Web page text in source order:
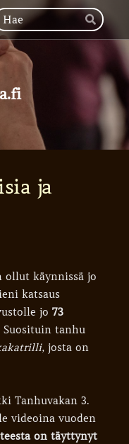
Hae
ja
ollut käynnissä jo
katsaus
jo 73
tanhu
, josta on
Tanhuvakan 3.
videoina vuoden
on täyttynyt